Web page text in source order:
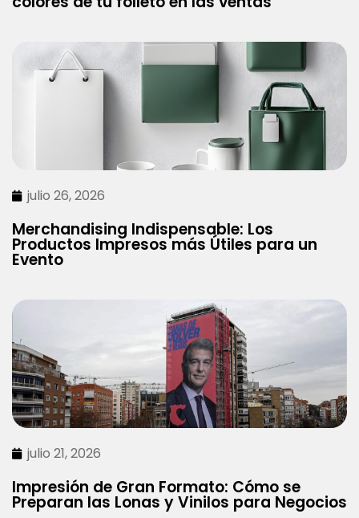
julio 26, 2026
Merchandising Indispensable: Los
Productos Impresos más Útiles para un
Evento
julio 21, 2026
Impresión de Gran Formato: Cómo se
Preparan las Lonas y Vinilos para Negocios